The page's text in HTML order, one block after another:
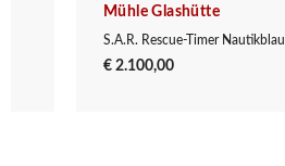
Mühle Glashütte
S.A.R. Rescue-Timer Nautikblau
€ 2.100,00